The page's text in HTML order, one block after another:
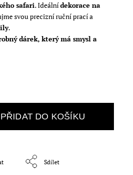
safari. Ideálnídekorace na
svou precizní ruční prací a
.
dárek, který má smysl a
PŘIDAT DO KOŠÍKU
Sdílet